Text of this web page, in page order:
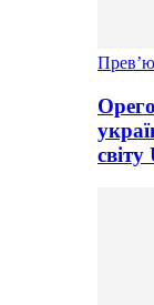
Прев’ю
світу